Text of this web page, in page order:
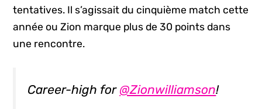
tentatives. Il s’agissait du cinquième match cette
année ou Zion marque plus de 30 points dans
une rencontre.
Career-high for @Zionwilliamson!